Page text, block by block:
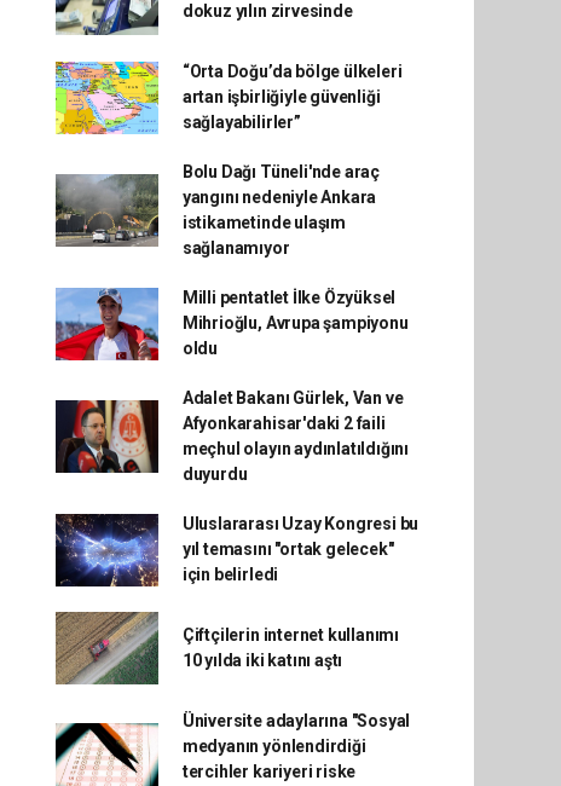
dokuz yılın zirvesinde
“Orta Doğu’da bölge ülkeleri
artan işbirliğiyle güvenliği
sağlayabilirler”
Bolu Dağı Tüneli'nde araç
yangını nedeniyle Ankara
istikametinde ulaşım
sağlanamıyor
Milli pentatlet İlke Özyüksel
Mihrioğlu, Avrupa şampiyonu
oldu
Adalet Bakanı Gürlek, Van ve
Afyonkarahisar'daki 2 faili
meçhul olayın aydınlatıldığını
duyurdu
Uluslararası Uzay Kongresi bu
yıl temasını "ortak gelecek"
için belirledi
Çiftçilerin internet kullanımı
10 yılda iki katını aştı
Üniversite adaylarına "Sosyal
medyanın yönlendirdiği
tercihler kariyeri riske